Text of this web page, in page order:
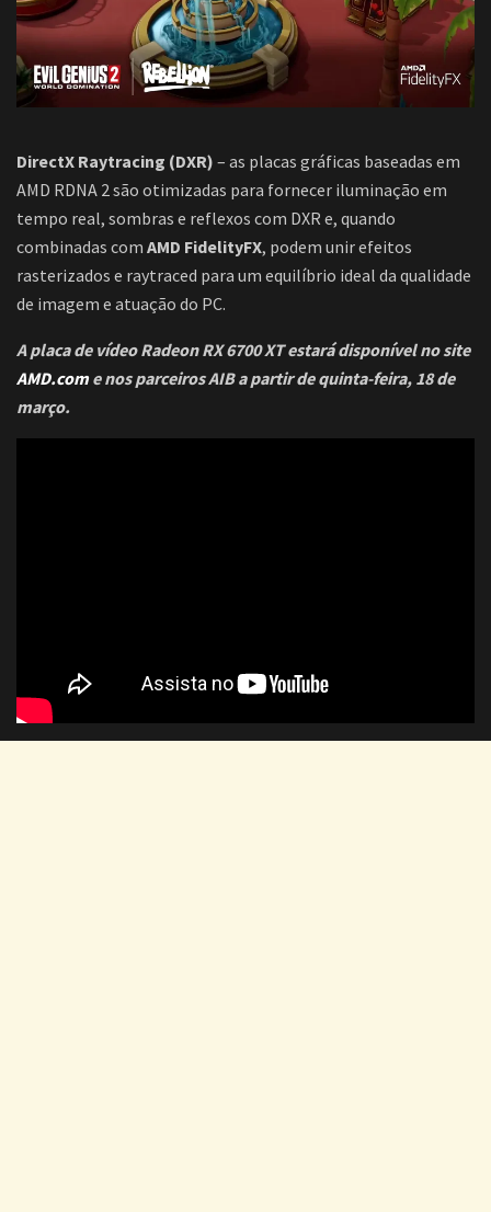
DirectX Raytracing (DXR) – as placas gráficas baseadas em
AMD RDNA 2 são otimizadas para fornecer iluminação em
tempo real, sombras e reflexos com DXR e, quando
combinadas com AMD FidelityFX, podem unir efeitos
rasterizados e raytraced para um equilíbrio ideal da qualidade
de imagem e atuação do PC.
A placa de vídeo Radeon RX 6700 XT estará disponível no site
AMD.come nos parceiros AIB a partir de quinta-feira, 18 de
março.